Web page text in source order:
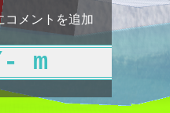
メントを追加
m